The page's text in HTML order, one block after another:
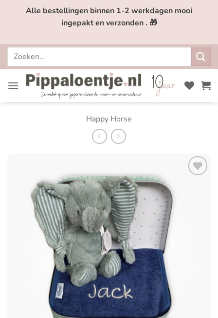
Alle bestellingen binnen 1-2 werkdagen mooi
ingepakt en verzonden . 🎁
Zoeken
Happy Horse
verlanglijst